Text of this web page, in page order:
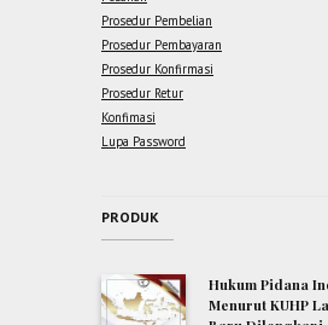
Prosedur Pembelian
Prosedur Pembayaran
Prosedur Konfirmasi
Prosedur Retur
Konfimasi
Lupa Password
PRODUK
Hukum Pidana
Menurut KUHP